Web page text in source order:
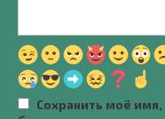
Сохранить моё имя,